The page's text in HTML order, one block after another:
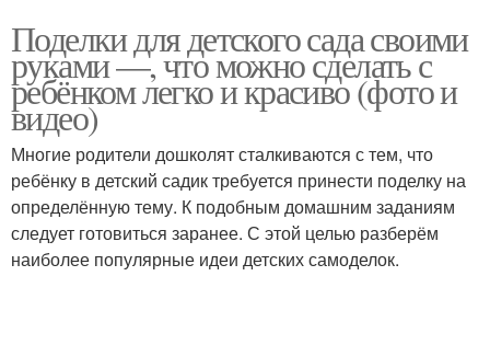
Поделки для детского сада своими
руками —, что можно сделать с
ребёнком легко и красиво (фото и
видео)
Многие родители дошколят сталкиваются с тем, что
ребёнку в детский садик требуется принести поделку на
определённую тему. К подобным домашним заданиям
следует готовиться заранее. С этой целью разберём
наиболее популярные идеи детских самоделок.